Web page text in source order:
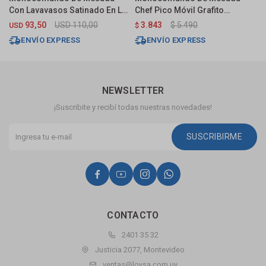
Con Lavavasos Satinado En L
Pico Extraible
USD 93,50 USD110,00
ENVÍO EXPRESS
Chef Pico Móvil Grafito
Satinado
$ 3.843 $5.490
ENVÍO EXPRESS
CONTACTO
2401 35 32
Justicia 2077, Montevideo
NEWSLETTER
¡Suscribite y recibí todas nuestras novedades!
SUSCRIBIRME
   